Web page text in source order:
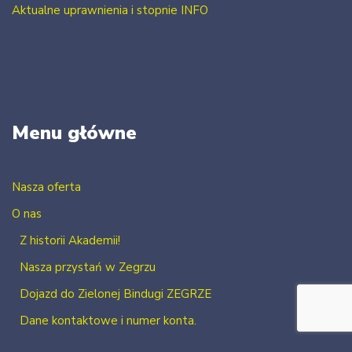
Aktualne uprawnienia i stopnie INFO
Menu główne
Nasza oferta
O nas
Z historii Akademii!
Nasza przystań w Zegrzu
Dojazd do Zielonej Bindugi ZEGRZE
Dane kontaktowe i numer konta.